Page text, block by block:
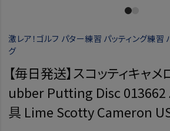
激レア！ゴルフ パター練習 パッティング練習
グ
【毎日発送】スコッティキャ
ubber Putting Disc 013662
具 Lime Scotty Cameron